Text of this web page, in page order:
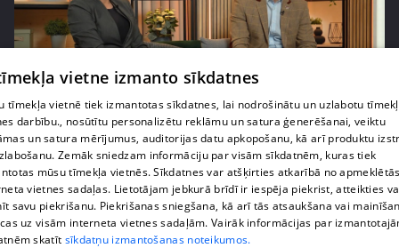
pirms 1 gada 00:02:21
Skola kā sabiedrības spogulis – Kalvāns aicina
vecākus uzticēties
26. epizode
vietne izmanto sīkdatnes
tīmekļa vietnē tiek izmantotas sīkdatnes, lai nodrošinātu un uzlabotu
darbību., nosūtītu personalizētu reklāmu un satura ģenerēšanai, veiktu
un satura mērījumus, auditorijas datu apkopošanu, kā arī produktu
Zemāk sniedzam informāciju par visām sīkdatnēm, kuras tiek
mūsu tīmekļa vietnēs. Sīkdatnes var atšķirties atkarībā no
vietnes sadaļas. Lietotājam jebkurā brīdī ir iespēja piekrist, atteikties
savu piekrišanu. Piekrišanas sniegšana, kā arī tās atsaukšana vai
uz visām interneta vietnes sadaļām. Vairāk informācijas par
skatīt sīkdatņu izmantošanas noteikumos.